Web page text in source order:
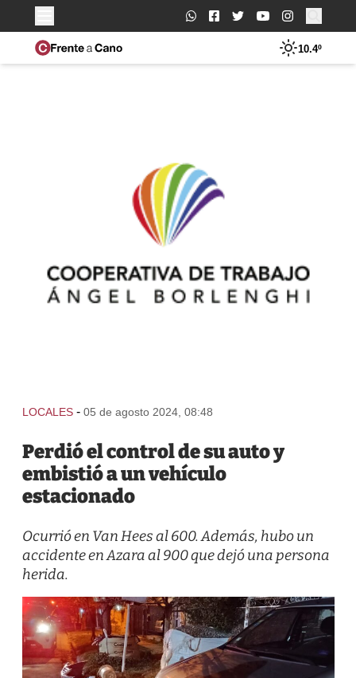
Buscar:
10.4º
LOCALES - 05 de agosto 2024, 08:48
Perdió el control de su auto y
embistió a un vehículo
estacionado
Ocurrió en Van Hees al 600. Además, hubo un
accidente en Azara al 900 que dejó una persona
herida.